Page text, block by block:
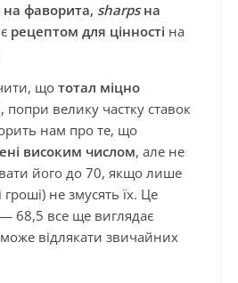
на фаворита, sharpsна
рецептом для цінності на
що тотал міцно
, попри велику частку ставок
нам про те, що
високим числом, але не
його до 70, якщо лише
не змусять їх. Це
— 68,5 все ще виглядає
відлякати звичайних